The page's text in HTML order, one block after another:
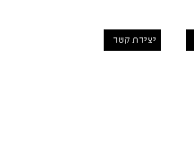
יצירת קשר